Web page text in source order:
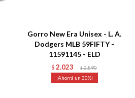
Gorro New Era Unisex - L. A.
Dodgers MLB 59FIFTY -
11591145 - ELD
$ 2.023 $ 2.890
30